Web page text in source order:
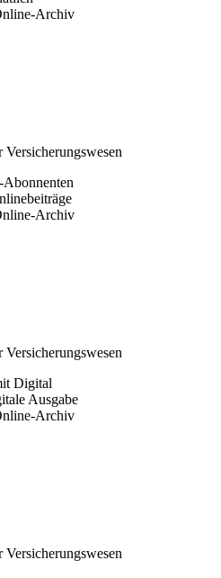
Archiv
Archiv
Digital
Ausgabe
Archiv